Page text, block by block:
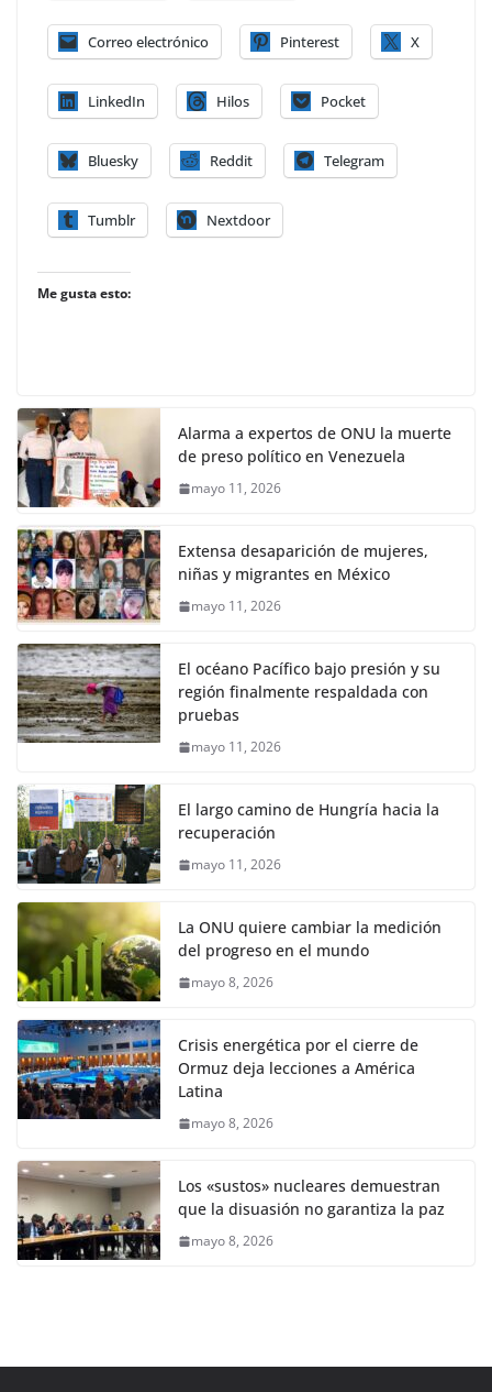
Correo electrónico Pinterest X
LinkedIn Hilos Pocket
Bluesky Reddit Telegram
Tumblr Nextdoor
Me gusta esto:
Alarma a expertos de ONU la muerte
de preso político en Venezuela
mayo 11, 2026
Extensa desaparición de mujeres,
niñas y migrantes en México
mayo 11, 2026
El océano Pacífico bajo presión y su
región finalmente respaldada con
pruebas
mayo 11, 2026
El largo camino de Hungría hacia la
recuperación
mayo 11, 2026
La ONU quiere cambiar la medición
del progreso en el mundo
mayo 8, 2026
Crisis energética por el cierre de
Ormuz deja lecciones a América
Latina
mayo 8, 2026
Los «sustos» nucleares demuestran
que la disuasión no garantiza la paz
mayo 8, 2026